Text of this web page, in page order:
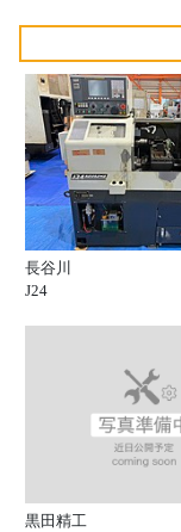
長谷川
J24
黒田精工